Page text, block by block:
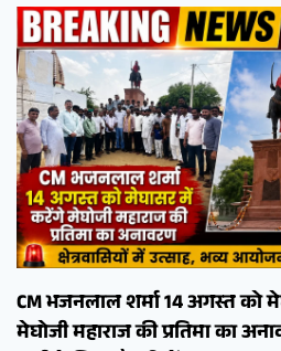
CM भजनलाल शर्मा 14 अगस्त को
मेघोजी महाराज की प्रतिमा का